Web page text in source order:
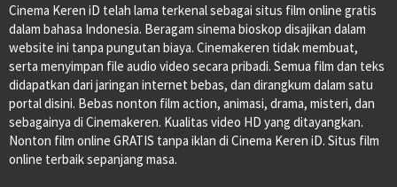
Cinema Keren iD telah lama terkenal sebagai situs film online gratis
dalam bahasa Indonesia. Beragam sinema bioskop disajikan dalam
website ini tanpa pungutan biaya. Cinemakeren tidak membuat,
serta menyimpan file audio video secara pribadi. Semua film dan teks
didapatkan dari jaringan internet bebas, dan dirangkum dalam satu
portal disini. Bebas nonton film action, animasi, drama, misteri, dan
sebagainya di Cinemakeren. Kualitas video HD yang ditayangkan.
Nonton film online GRATIS tanpa iklan di Cinema Keren iD. Situs film
online terbaik sepanjang masa.